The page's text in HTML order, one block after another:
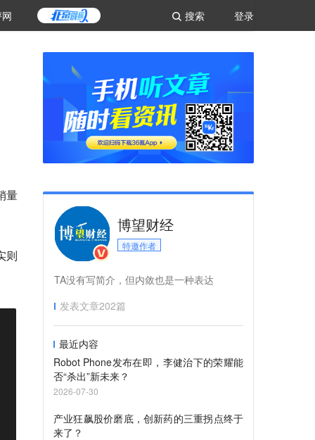
登录
搜索
量
则
博望财经
特邀作者
TA没有写简介，但内敛也是一种表达
发表文章202篇
最近内容
Robot Phone发布在即，李健治下的荣耀能
否“杀出”新未来？
2026-07-30
产业狂飙股价磨底，创新药的三重拐点终于
来了？